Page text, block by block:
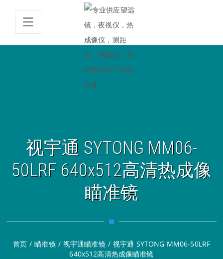
视宇通 SYTONG MM06-
50LRF 640x512高清热成像
瞄准镜
首页 / 瞄准镜 / 视宇通瞄准镜 / 视宇通 SYTONG MM06-50LRF
640x512高清热成像瞄准镜